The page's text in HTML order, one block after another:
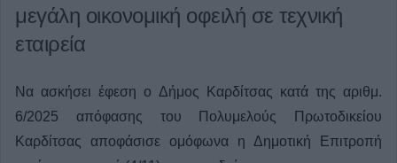
μεγάλη οικονομική οφειλή σε τεχνική
εταιρεία
Να ασκήσει έφεση ο Δήμος Καρδίτσας κατά της αριθμ.
6/2025 απόφασης του Πολυμελούς Πρωτοδικείου
Καρδίτσας αποφάσισε ομόφωνα η Δημοτική Επιτροπή